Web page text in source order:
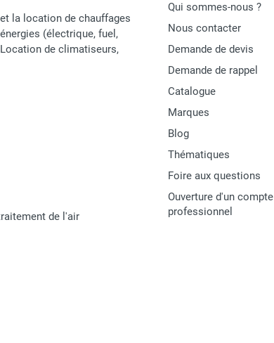
la location de chauffages
(électrique, fuel,
de climatiseurs,
de l'air
Qui sommes-nous ?
Nous contacter
Demande de devis
Demande de rappel
Catalogue
Marques
Blog
Thématiques
Foire aux questions
Ouverture d'un compte
professionnel